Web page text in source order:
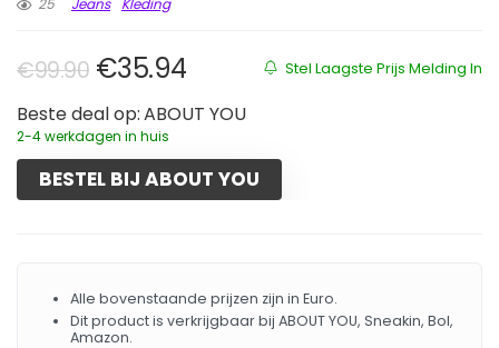
25
Jeans Kleding
Stel Laagste Prijs Melding In
€99.90 Oorspronkelijke prijs was:
€35.94Huidige prijs is: €35.94.
Beste deal op: ABOUT YOU
2-4 werkdagen in huis
BESTEL BIJ ABOUT YOU
Alle bovenstaande prijzen zijn in Euro.
Dit product is verkrijgbaar bij ABOUT YOU, Sneakin, Bol,
Amazon.